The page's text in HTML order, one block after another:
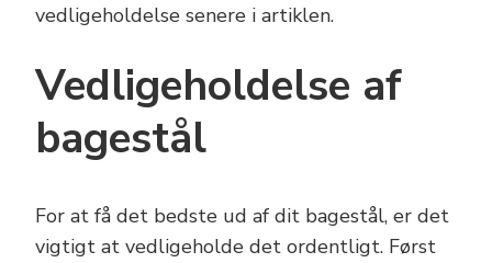
vedligeholdelse senere i artiklen.
Vedligeholdelse af
bagestål
For at få det bedste ud af dit bagestål, er det
vigtigt at vedligeholde det ordentligt. Først